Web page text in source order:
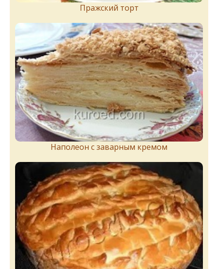
Пражский торт
Наполеон с заварным кремом